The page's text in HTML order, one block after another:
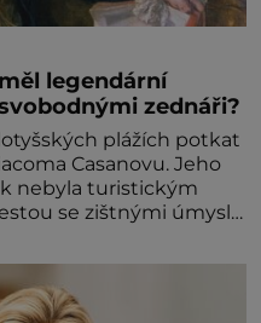
legendární
zednáři?
plážích potkat
Casanovu. Jeho
nebyla turistickým
se zištnými úmysly.
Casanova v Pobaltí
lóže. Nebyl v této
do zednářské